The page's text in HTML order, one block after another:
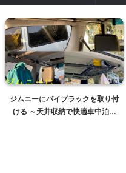
ジムニーにパイプラックを取り付
ける ～天井収納で快適車中泊～